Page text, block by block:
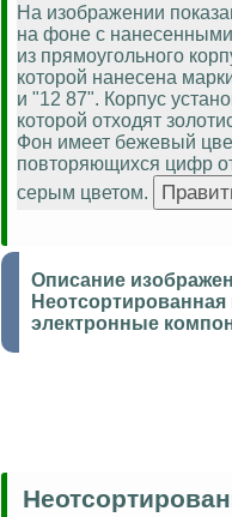
На изображении
на фоне с
из прямоугольного
которой нанесена
и "12 87". Корпус
которой отходят
Фон имеет бежевый
повторяющихся цифр
серым цветом.
Описание
Неотсортированная
электронные